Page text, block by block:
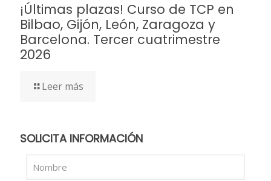
¡Últimas plazas! Curso de TCP en
Bilbao, Gijón, León, Zaragoza y
Barcelona. Tercer cuatrimestre
2026
Leer más
SOLICITA INFORMACIÓN